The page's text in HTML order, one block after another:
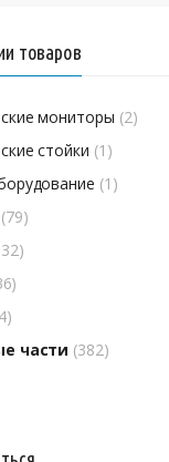
товаров
мониторы (2)
стойки (1)
(1)
(79)
части (382)